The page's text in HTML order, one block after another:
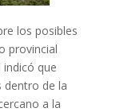
los posibles
provincial
que
dentro de la
a la